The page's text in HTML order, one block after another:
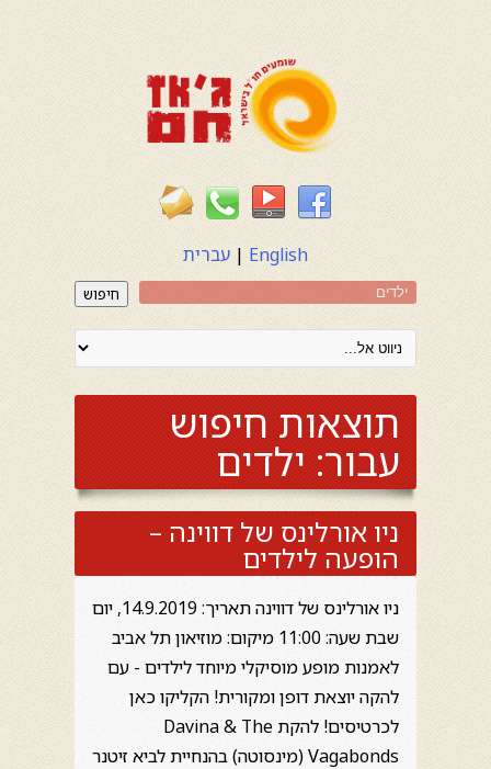
English
| עברית
חיפוש
תוצאות חיפוש
עבור: ילדים
ניו אורלינס של דווינה –
הופעה לילדים
ניו אורלינס של דווינה תאריך: 14.9.2019, יום
שבת שעה: 11:00 מיקום: מוזיאון תל אביב
לאמנות מופע מוסיקלי מיוחד לילדים - עם
להקה יוצאת דופן ומקורית! הקליקו כאן
לכרטיסים! להקת Davina & The
Vagabonds (מינסוטה) בהנחיית לביא זיטנר